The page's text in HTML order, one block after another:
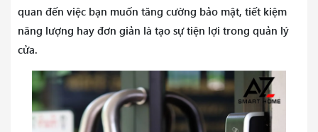
quan đến việc bạn muốn tăng cường bảo mật, tiết kiệm
năng lượng hay đơn giản là tạo sự tiện lợi trong quản lý
cửa.